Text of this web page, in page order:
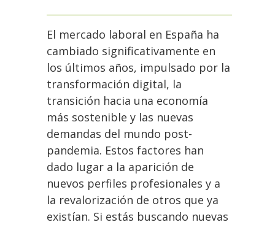
El mercado laboral en España ha
cambiado significativamente en
los últimos años, impulsado por la
transformación digital, la
transición hacia una economía
más sostenible y las nuevas
demandas del mundo post-
pandemia. Estos factores han
dado lugar a la aparición de
nuevos perfiles profesionales y a
la revalorización de otros que ya
existían. Si estás buscando nuevas